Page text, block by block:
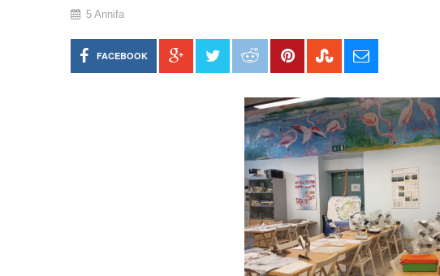
5 Annifa
FACEBOOK